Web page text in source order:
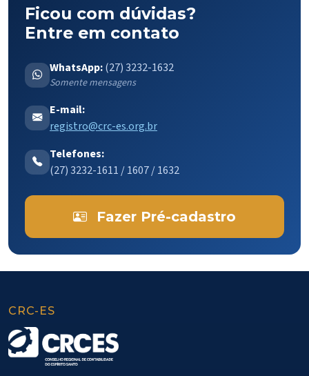
Ficou com dúvidas?
Entre em contato
WhatsApp:(27) 3232-1632
Somente mensagens
E-mail:
registro@crc-es.org.br
Telefones:
(27) 3232-1611 / 1607 / 1632
Fazer Pré-cadastro
CRC-ES